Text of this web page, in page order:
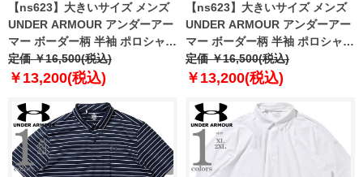
【ns623】大きいサイズ メンズ
UNDER ARMOUR アンダーアー
マー ボーダー柄 半袖 ポロシャツ
USA直輸入 6010980-001
定価 ￥16,500(税込)
￥13,200(税込)
【ns623】大きいサイズ メンズ
UNDER ARMOUR アンダーアー
マー ボーダー柄 半袖 ポロシャツ
USA直輸入 6010980-390
定価 ￥16,500(税込)
￥13,200(税込)